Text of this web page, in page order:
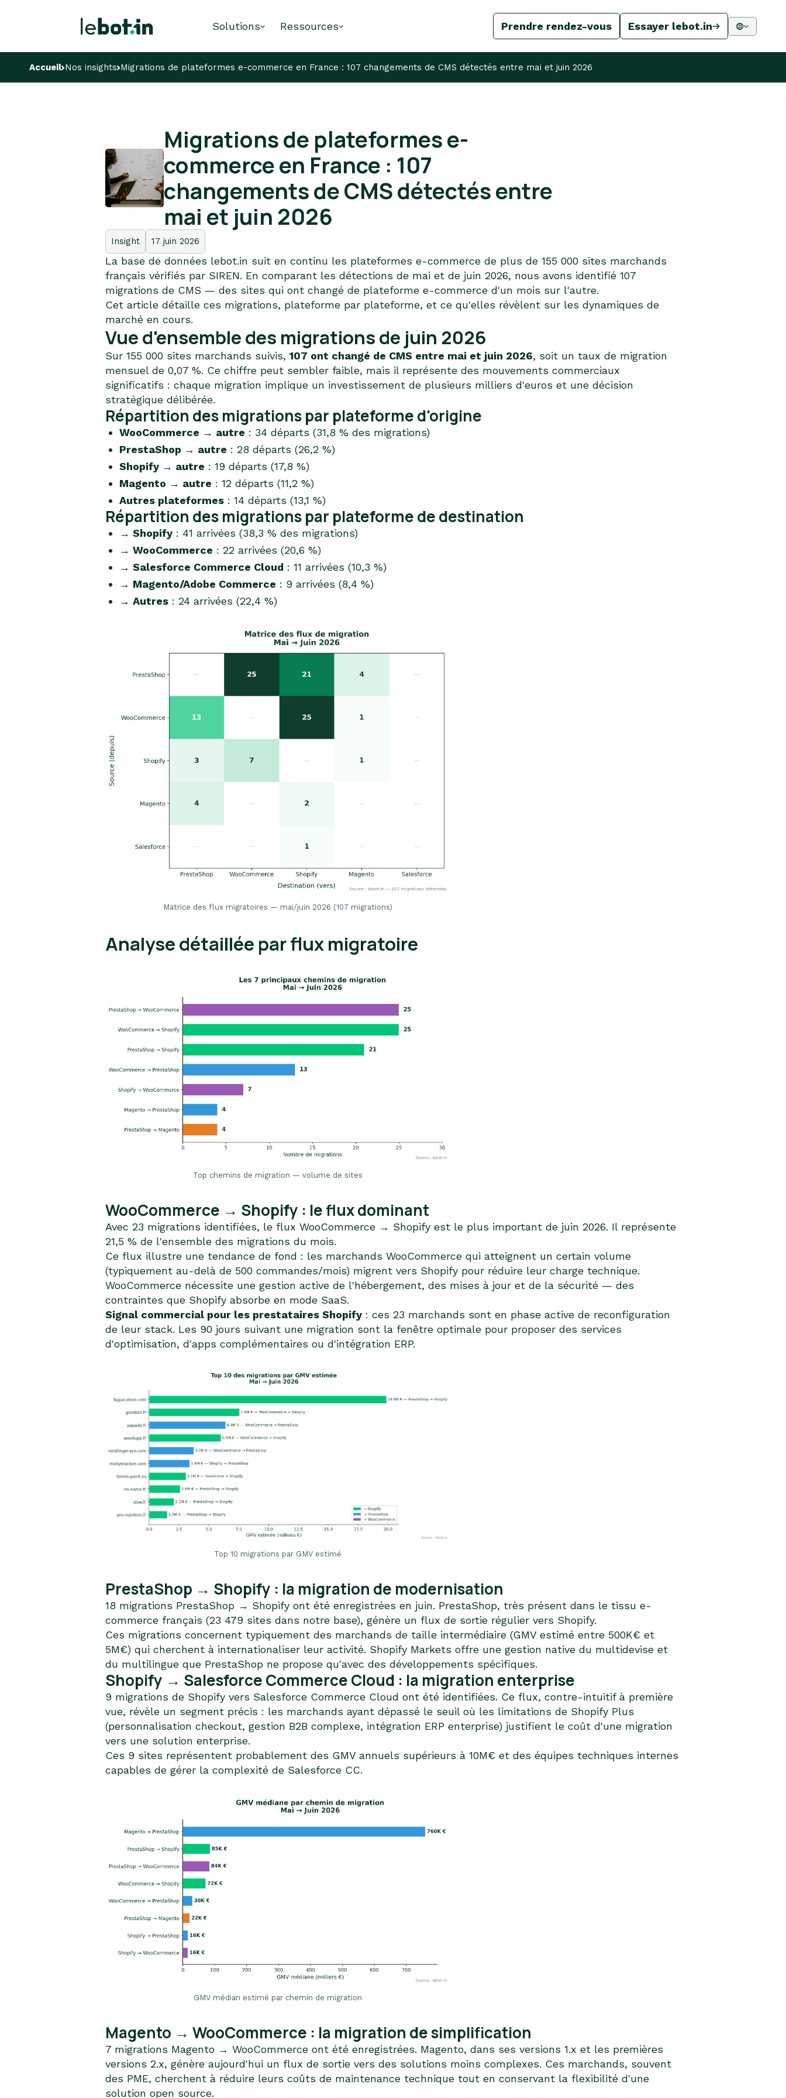
Solutions Ressources Prendre rendez-vous Essayer lebot.in
Accueil Nos insights Migrations de plateformes e-commerce en France : 107 changements de CMS détectés entre mai et juin 2026
Migrations de plateformes e-
commerce en France : 107
changements de CMS détectés entre
mai et juin 2026
Insight 17 juin 2026
La base de données lebot.in suit en continu les plateformes e-commerce de plus de 155 000 sites marchands
français vérifiés par SIREN. En comparant les détections de mai et de juin 2026, nous avons identifié 107
migrations de CMS — des sites qui ont changé de plateforme e-commerce d'un mois sur l'autre.
Cet article détaille ces migrations, plateforme par plateforme, et ce qu'elles révèlent sur les dynamiques de
marché en cours.
Vue d'ensemble des migrations de juin 2026
Sur 155 000 sites marchands suivis, 107 ont changé de CMS entre mai et juin 2026, soit un taux de migration
mensuel de 0,07 %. Ce chiffre peut sembler faible, mais il représente des mouvements commerciaux
significatifs : chaque migration implique un investissement de plusieurs milliers d'euros et une décision
stratégique délibérée.
Répartition des migrations par plateforme d'origine
WooCommerce → autre : 34 départs (31,8 % des migrations)
PrestaShop → autre : 28 départs (26,2 %)
Shopify → autre : 19 départs (17,8 %)
Magento → autre : 12 départs (11,2 %)
Autres plateformes : 14 départs (13,1 %)
Répartition des migrations par plateforme de destination
→ Shopify : 41 arrivées (38,3 % des migrations)
→ WooCommerce : 22 arrivées (20,6 %)
→ Salesforce Commerce Cloud : 11 arrivées (10,3 %)
→ Magento/Adobe Commerce : 9 arrivées (8,4 %)
→ Autres : 24 arrivées (22,4 %)
Matrice des flux migratoires — mai/juin 2026 (107 migrations)
Analyse détaillée par flux migratoire
Top chemins de migration — volume de sites
WooCommerce → Shopify : le flux dominant
Avec 23 migrations identifiées, le flux WooCommerce → Shopify est le plus important de juin 2026. Il représente
21,5 % de l'ensemble des migrations du mois.
Ce flux illustre une tendance de fond : les marchands WooCommerce qui atteignent un certain volume
(typiquement au-delà de 500 commandes/mois) migrent vers Shopify pour réduire leur charge technique.
WooCommerce nécessite une gestion active de l'hébergement, des mises à jour et de la sécurité — des
contraintes que Shopify absorbe en mode SaaS.
Signal commercial pour les prestataires Shopify : ces 23 marchands sont en phase active de reconfiguration
de leur stack. Les 90 jours suivant une migration sont la fenêtre optimale pour proposer des services
d'optimisation, d'apps complémentaires ou d'intégration ERP.
Top 10 migrations par GMV estimé
PrestaShop → Shopify : la migration de modernisation
18 migrations PrestaShop → Shopify ont été enregistrées en juin. PrestaShop, très présent dans le tissu e-
commerce français (23 479 sites dans notre base), génère un flux de sortie régulier vers Shopify.
Ces migrations concernent typiquement des marchands de taille intermédiaire (GMV estimé entre 500K€ et
5M€) qui cherchent à internationaliser leur activité. Shopify Markets offre une gestion native du multidevise et
du multilingue que PrestaShop ne propose qu'avec des développements spécifiques.
Shopify → Salesforce Commerce Cloud : la migration enterprise
9 migrations de Shopify vers Salesforce Commerce Cloud ont été identifiées. Ce flux, contre-intuitif à première
vue, révèle un segment précis : les marchands ayant dépassé le seuil où les limitations de Shopify Plus
(personnalisation checkout, gestion B2B complexe, intégration ERP enterprise) justifient le coût d'une migration
vers une solution enterprise.
Ces 9 sites représentent probablement des GMV annuels supérieurs à 10M€ et des équipes techniques internes
capables de gérer la complexité de Salesforce CC.
GMV médian estimé par chemin de migration
Magento → WooCommerce : la migration de simplification
7 migrations Magento → WooCommerce ont été enregistrées. Magento, dans ses versions 1.x et les premières
versions 2.x, génère aujourd'hui un flux de sortie vers des solutions moins complexes. Ces marchands, souvent
des PME, cherchent à réduire leurs coûts de maintenance technique tout en conservant la flexibilité d'une
solution open source.